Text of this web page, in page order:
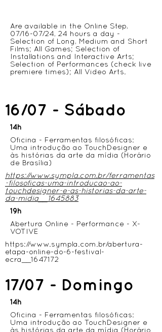
Are available in the Online Step,
07/16-07/24, 24 hours a day -
Selection of Long, Medium and Short
Films; All Games; Selection of
Installations and Interactive Arts;
Selection of Performances (check live
premiere times); All Video Arts.
16/07 - Sábado
14h
Oficina - Ferramentas filosóficas:
Uma introdução ao TouchDesigner e
às histórias da arte da mídia (Horário
de Brasília)
https://www.sympla.com.br/ferramentas
-filosoficas-uma-introducao-ao-
touchdesigner-e-as-historias-da-arte-
da-midia__1645883
19h
Abertura Online - Performance - X-
VOTIVE
https://www.sympla.com.br/abertura-
etapa-online-do-6-festival-
ecra__1647172
17/07 - Domingo
14h
Oficina - Ferramentas filosóficas:
Uma introdução ao TouchDesigner e
às histórias da arte da mídia (Horário